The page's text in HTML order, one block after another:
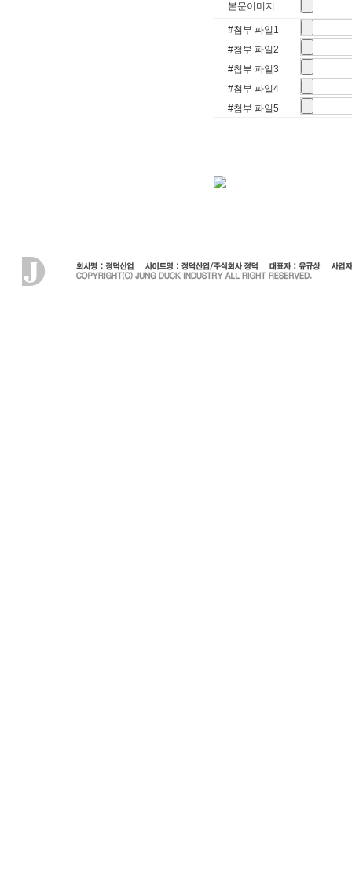
본문이미지
#첨부 파일1
#첨부 파일2
#첨부 파일3
#첨부 파일4
#첨부 파일5